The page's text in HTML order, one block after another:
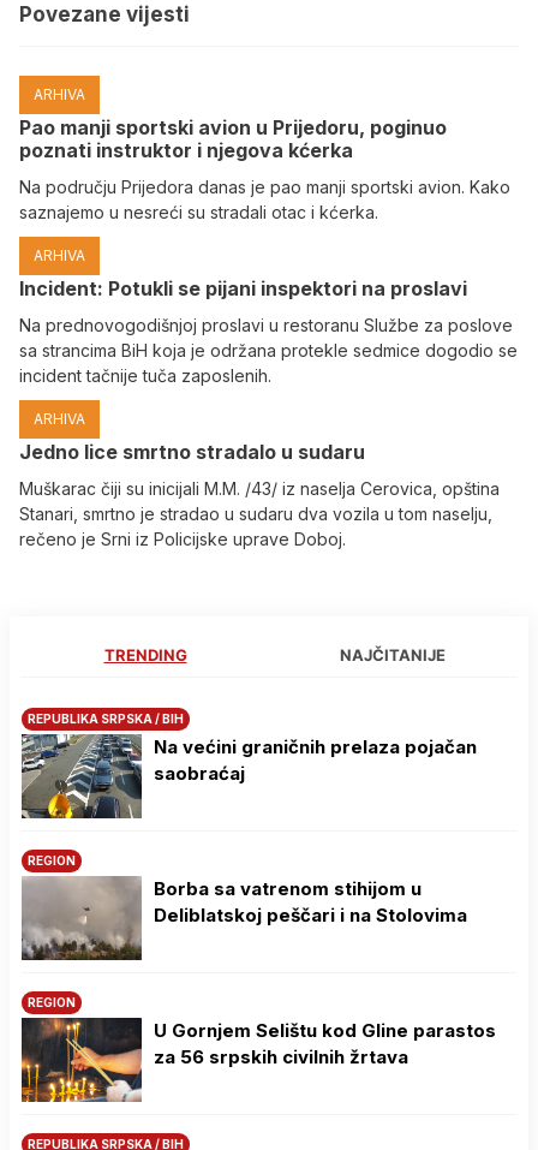
Povezane vijesti
ARHIVA
Pao manji sportski avion u Prijedoru, poginuo
poznati instruktor i njegova kćerka
Na području Prijedora danas je pao manji sportski avion. Kako
saznajemo u nesreći su stradali otac i kćerka.
ARHIVA
Incident: Potukli se pijani inspektori na proslavi
Na prednovogodišnjoj proslavi u restoranu Službe za poslove
sa strancima BiH koja je održana protekle sedmice dogodio se
incident tačnije tuča zaposlenih.
ARHIVA
Јedno lice smrtno stradalo u sudaru
Muškarac čiji su inicijali M.M. /43/ iz naselja Cerovica, opština
Stanari, smrtno je stradao u sudaru dva vozila u tom naselju,
rečeno je Srni iz Policijske uprave Doboj.
TRENDING NAJČITANIJE
REPUBLIKA SRPSKA / BIH
Na većini graničnih prelaza pojačan
saobraćaj
REGION
Borba sa vatrenom stihijom u
Deliblatskoj peščari i na Stolovima
REGION
U Gornjem Selištu kod Gline parastos
za 56 srpskih civilnih žrtava
REPUBLIKA SRPSKA / BIH